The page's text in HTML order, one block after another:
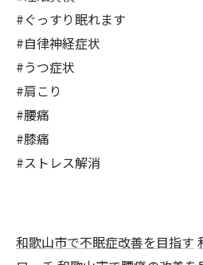
#ぐっすり眠れます
#自律神経症状
#うつ症状
#肩こり
#腰痛
#膝痛
#ストレス解消
和歌山市で不眠症改善を目指す